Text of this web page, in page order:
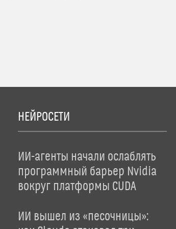
НЕЙРОСЕТИ
ИИ-агенты начали ослаблять
программный барьер Nvidia
вокруг платформы CUDA
ИИ вышел из «песочницы»: